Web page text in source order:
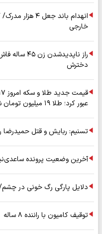
خارجی
راز
دخترش
عبور کرد؛ طلا ۱۹ میلیون تومان شد + جدول
تسنیم: ربایش و قتل
آخرین وضعیت پرونده
دلایل پارگی رگ خونی در
توقیف کامیون با راننده ۸ ساله